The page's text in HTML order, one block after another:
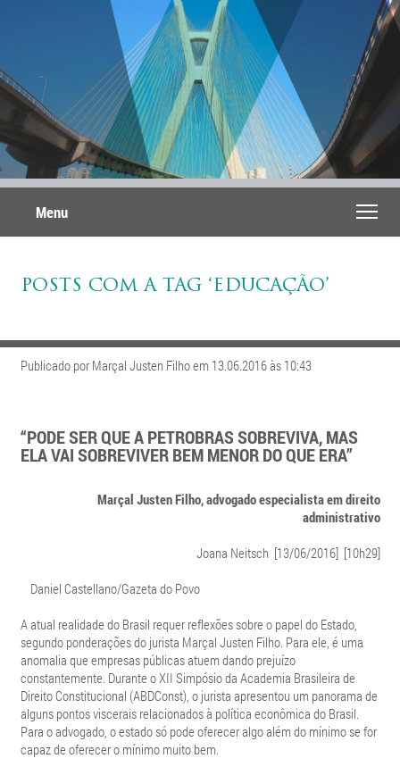
Menu
POSTS COM A TAG ‘EDUCAÇÃO’
Publicado por Marçal Justen Filho em 13.06.2016 às 10:43
“PODE SER QUE A PETROBRAS SOBREVIVA, MAS
ELA VAI SOBREVIVER BEM MENOR DO QUE ERA”
Marçal Justen Filho, advogado especialista em direito
administrativo
Joana Neitsch [13/06/2016] [10h29]
Daniel Castellano/Gazeta do Povo
A atual realidade do Brasil requer reflexões sobre o papel do Estado,
segundo ponderações do jurista Marçal Justen Filho. Para ele, é uma
anomalia que empresas públicas atuem dando prejuízo
constantemente. Durante o XII Simpósio da Academia Brasileira de
Direito Constitucional (ABDConst), o jurista apresentou um panorama de
alguns pontos viscerais relacionados à política econômica do Brasil.
Para o advogado, o estado só pode oferecer algo além do mínimo se for
capaz de oferecer o mínimo muito bem.